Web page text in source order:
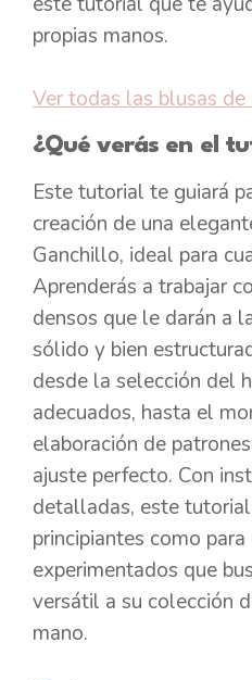
propias manos.
Ver todas las blusas de
¿Qué verás en el
Este tutorial te guiará
creación de una
Ganchillo, ideal para
Aprenderás a trabajar
densos que le darán a
sólido y bien
desde la selección del
adecuados, hasta el
elaboración de
ajuste perfecto. Con
detalladas, este
principiantes como
experimentados que
versátil a su colección
mano.